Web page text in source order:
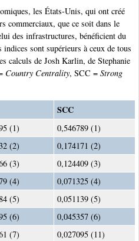
les États-Unis, qui ont créé
commerciaux, que ce soit dans le
des infrastructures, bénéficient du
sont supérieurs à ceux de tous
calculs de Josh Karlin, de Stephanie
Country Centrality, SCC = Strong
SCC
(1)
0,546789 (1)
(2)
0,174171 (2)
(3)
0,124409 (3)
(4)
0,071325 (4)
(5)
0,051139 (5)
(6)
0,045357 (6)
(7)
0,027095 (11)